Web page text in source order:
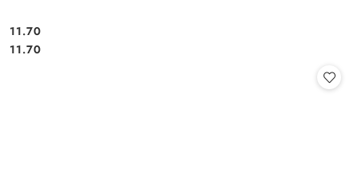
Cena:
11.70
Cena:
11.70